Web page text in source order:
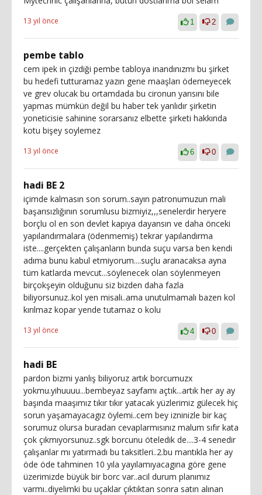
13 yıl önce 1 2
pembe tablo
cem ipek in çizdiği pembe tabloya inandınızmı bu şirket
bu hedefi tutturamaz yazın gene maaşları ödemeyecek
ve grev olucak bu ortamdada bu cironun yarısını bile
yapmas mümkün değil bu haber tek yanlıdır şirketin
yoneticisie sahinine sorarsanız elbette şirketi hakkında
kotu bişey soylemez
13 yıl önce 6 0
hadi BE 2
içimde kalmasın son sorum..sayın patronumuzun mali
başarısızlığının sorumlusu bizmiyiz,,,senelerdir heryere
borçlu ol en son devlet kapıya dayansın ve daha önceki
yapılandırmalara (ödenmemiş) tekrar yapılandırma
iste....gerçekten çalışanların bunda suçu varsa ben kendi
adıma bunu kabul etmiyorum....suçlu aranacaksa ayna
tüm katlarda mevcut...söylenecek olan söylenmeyen
birçokşeyin olduğunu siz bizden daha fazla
biliyorsunuz..kol yen misali..ama unutulmamalı bazen kol
kırılmaz kopar yende tutamaz o kolu
13 yıl önce 4 0
hadi BE
pardon bizmi yanlış biliyoruz artık borcumuzx
yokmu.yihuuuu...bembeyaz sayfamı açtık...artık her ay ay
başında maaşımız tıkır tıkır yatacak yüzlerimiz gülecek hiç
sorun yaşamayacagız öylemi..cem bey izninizle bir kaç
sorumuz olursa buradan cevaplarmısınız malum sıfır kata
çok çıkmıyorsunuz..sgk borcunu öteledik de....3-4 senedir
çalışanlar mı yatırmadı bu taksitleri..2.bu mantıkla her ay
öde öde tahminen 10 yıla yayılamıyacagına göre gene
üzerimizde büyük bir borc var..acil durum planımız
varmı..diyelimki bu uçaklar çıktıktan sonra satın alınan